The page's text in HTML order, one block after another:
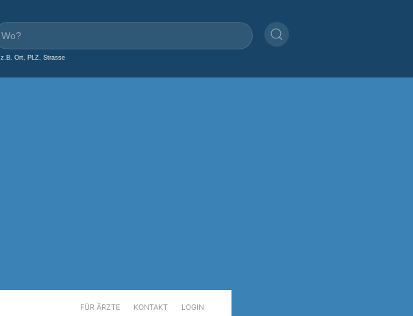
z.B. Ort, PLZ, Strasse
FÜR ÄRZTE KONTAKT LOGIN